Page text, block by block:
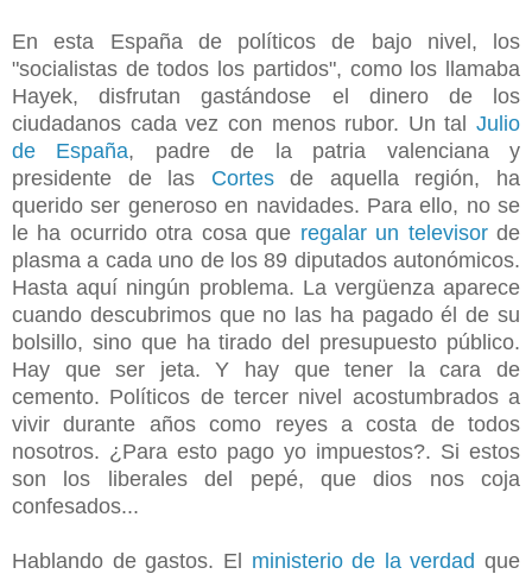
En esta España de políticos de bajo nivel, los
"socialistas de todos los partidos", como los llamaba
Hayek, disfrutan gastándose el dinero de los
ciudadanos cada vez con menos rubor. Un tal Julio
de España, padre de la patria valenciana y
presidente de las Cortesde aquella región, ha
querido ser generoso en navidades. Para ello, no se
le ha ocurrido otra cosa que regalar un televisorde
plasma a cada uno de los 89 diputados autonómicos.
Hasta aquí ningún problema. La vergüenza aparece
cuando descubrimos que no las ha pagado él de su
bolsillo, sino que ha tirado del presupuesto público.
Hay que ser jeta. Y hay que tener la cara de
cemento. Políticos de tercer nivel acostumbrados a
vivir durante años como reyes a costa de todos
nosotros. ¿Para esto pago yo impuestos?. Si estos
son los liberales del pepé, que dios nos coja
confesados...
Hablando de gastos. El ministerio de la verdad que